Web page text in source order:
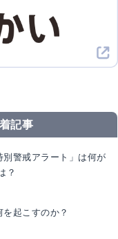
記事
警戒アラート」は何が
？
起こすのか？